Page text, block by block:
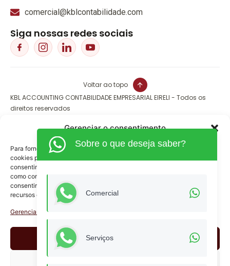
Gerenciar o consentimento
Para fornecer as melhores experiências, usamos tecnologias como
cookies para armazenar e/ou acessar informações do dispositivo. O
consentimento para essas tecnologias nos permitirá processar dados
como comportamento de navegação ou IDs exclusivos neste site. Não
consentir ou retirar o consentimento pode afetar negativamente certos
recursos e funções.
Gerenciar serviços
Aceitar
comercial@kblcontabilidade.com
Siga nossas redes sociais
KBL ACCOUNTING CONTABILIDADE EMPRESARIAL EIRELI - Todos os
direitos reservados
Voltar ao topo
Sobre o que deseja saber?
Comercial
Serviços